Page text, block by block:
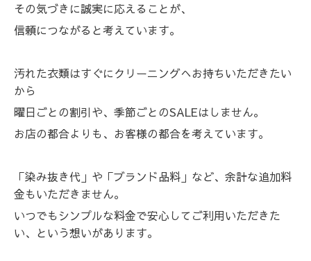
その気づきに誠実に応えることが、
信頼につながると考えています。
汚れた衣類はすぐにクリーニングへお持ちいただきたい
から
曜日ごとの割引や、季節ごとのSALEはしません。
お店の都合よりも、お客様の都合を考えています。
「染み抜き代」や「ブランド品料」など、余計な追加料
金もいただきません。
いつでもシンプルな料金で安心してご利用いただきた
い、という想いがあります。